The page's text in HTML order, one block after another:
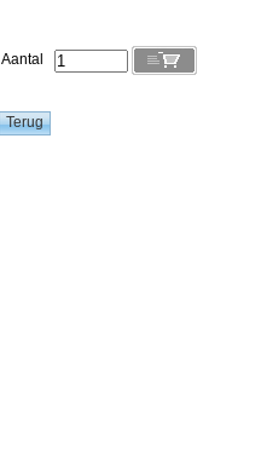
Aantal